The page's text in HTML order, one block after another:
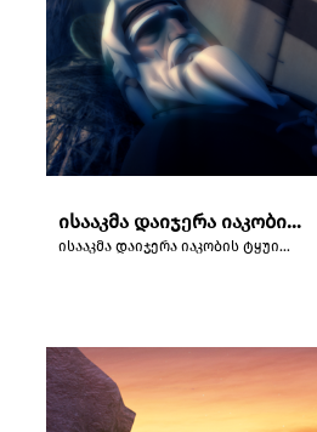
ისააკმა დაიჯერა იაკობის ტყუილი და აკურთხა იგი.
ისააკმა დაიჯერა იაკობის ტყუილი და აკურთხა იგი.